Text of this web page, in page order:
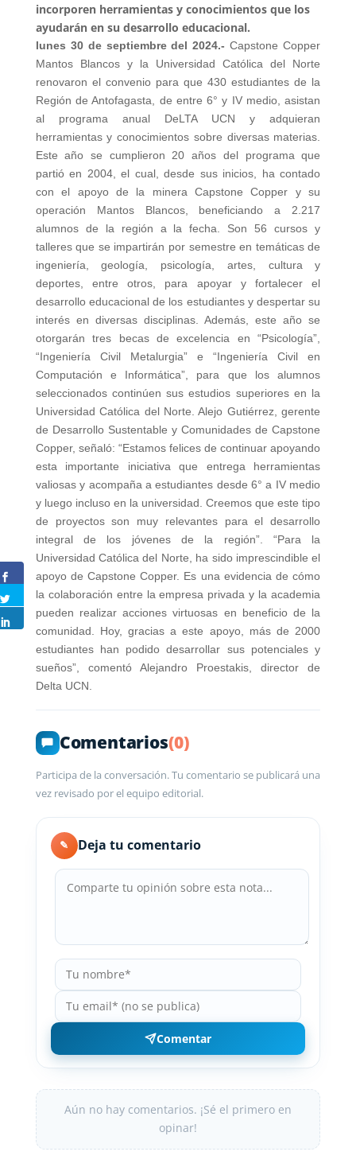
incorporen herramientas y conocimientos que los
ayudarán en su desarrollo educacional.
lunes 30 de septiembre del 2024.- Capstone Copper
Mantos Blancos y la Universidad Católica del Norte
renovaron el convenio para que 430 estudiantes de la
Región de Antofagasta, de entre 6° y IV medio, asistan
al programa anual DeLTA UCN y adquieran
herramientas y conocimientos sobre diversas materias.
Este año se cumplieron 20 años del programa que
partió en 2004, el cual, desde sus inicios, ha contado
con el apoyo de la minera Capstone Copper y su
operación Mantos Blancos, beneficiando a 2.217
alumnos de la región a la fecha. Son 56 cursos y
talleres que se impartirán por semestre en temáticas de
ingeniería, geología, psicología, artes, cultura y
deportes, entre otros, para apoyar y fortalecer el
desarrollo educacional de los estudiantes y despertar su
interés en diversas disciplinas. Además, este año se
otorgarán tres becas de excelencia en “Psicología”,
“Ingeniería Civil Metalurgia” e “Ingeniería Civil en
Computación e Informática”, para que los alumnos
seleccionados continúen sus estudios superiores en la
Universidad Católica del Norte. Alejo Gutiérrez, gerente
de Desarrollo Sustentable y Comunidades de Capstone
Copper, señaló: “Estamos felices de continuar apoyando
esta importante iniciativa que entrega herramientas
valiosas y acompaña a estudiantes desde 6° a IV medio
y luego incluso en la universidad. Creemos que este tipo
de proyectos son muy relevantes para el desarrollo
integral de los jóvenes de la región”. “Para la
Universidad Católica del Norte, ha sido imprescindible el
apoyo de Capstone Copper. Es una evidencia de cómo
la colaboración entre la empresa privada y la academia
pueden realizar acciones virtuosas en beneficio de la
comunidad. Hoy, gracias a este apoyo, más de 2000
estudiantes han podido desarrollar sus potenciales y
sueños”, comentó Alejandro Proestakis, director de
Delta UCN.
Comentarios(0)
Participa de la conversación. Tu comentario se publicará una
vez revisado por el equipo editorial.
✎ Deja tu comentario
Comentar
Aún no hay comentarios. ¡Sé el primero en
opinar!